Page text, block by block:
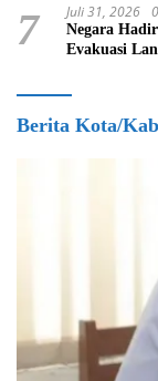
7 Juli 31, 2026
Negara
Evakuasi
Berita Kota/